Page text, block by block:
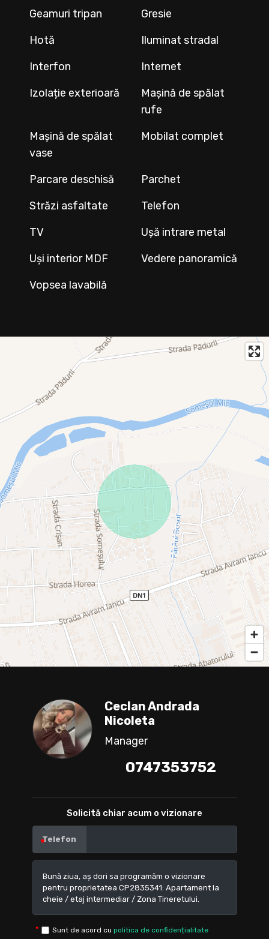
Geamuri tripan
Gresie
Hotă
Iluminat stradal
Interfon
Internet
Izolație exterioară
Mașină de spălat
rufe
Mașină de spălat
vase
Mobilat complet
Parcare deschisă
Parchet
Străzi asfaltate
Telefon
TV
Ușă intrare metal
Uși interior MDF
Vedere panoramică
Vopsea lavabilă
Ceclan Andrada
Nicoleta
Manager
0747353752
Solicită chiar acum o vizionare
Telefon
Sunt de acord cu politica de confidențialitate